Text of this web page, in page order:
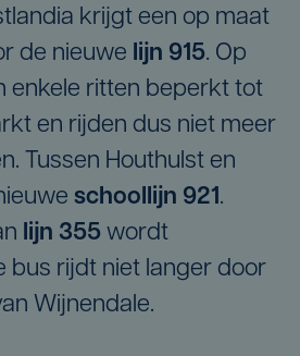
krijgt een op maat
de nieuwe lijn 915. Op
enkele ritten beperkt tot
en rijden dus niet meer
Tussen Houthulst en
schoollijn 921.
lijn 355 wordt
bus rijdt niet langer door
Wijnendale.